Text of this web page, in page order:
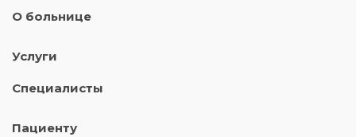
О больнице
Услуги
Специалисты
Пациенту